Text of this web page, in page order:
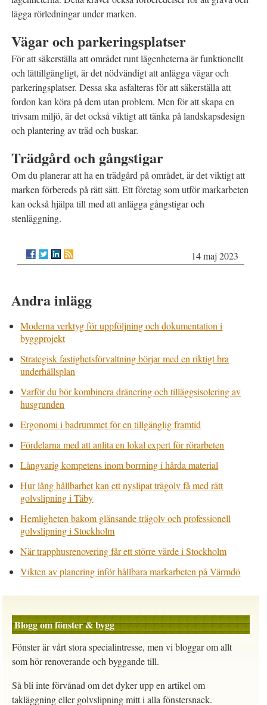
lägga rörledningar under marken.
Vägar och parkeringsplatser
För att säkerställa att området runt lägenheterna är funktionellt
och lättillgängligt, är det nödvändigt att anlägga vägar och
parkeringsplatser. Dessa ska asfalteras för att säkerställa att
fordon kan köra på dem utan problem. Men för att skapa en
trivsam miljö, är det också viktigt att tänka på landskapsdesign
och plantering av träd och buskar.
Trädgård och gångstigar
Om du planerar att ha en trädgård på området, är det viktigt att
marken förbereds på rätt sätt. Ett företag som utför markarbeten
kan också hjälpa till med att anlägga gångstigar och
stenläggning.
14 maj 2023
Andra inlägg
Moderna verktyg för uppföljning och dokumentation i
byggprojekt
Strategisk fastighetsförvaltning börjar med en riktigt bra
underhållsplan
Varför du bör kombinera dränering och tilläggsisolering av
husgrunden
Ergonomi i badrummet för en tillgänglig framtid
Fördelarna med att anlita en lokal expert för rörarbeten
Långvarig kompetens inom borrning i hårda material
Hur lång hållbarhet kan ett nyslipat trägolv få med rätt
golvslipning i Täby
Hemligheten bakom glänsande trägolv och professionell
golvslipning i Stockholm
När trapphusrenovering får ett större värde i Stockholm
Vikten av planering inför hållbara markarbeten på Värmdö
Blogg om fönster & bygg
Fönster är vårt stora specialintresse, men vi bloggar om allt
som hör renoverande och byggande till.
Så bli inte förvånad om det dyker upp en artikel om
takläggning eller golvslipning mitt i alla fönstersnack.